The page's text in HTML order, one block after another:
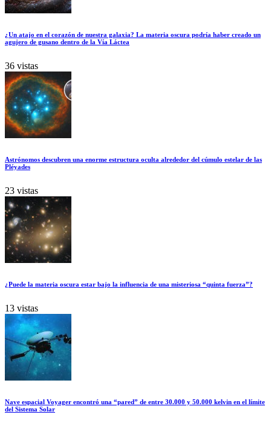
¿Un atajo en el corazón de nuestra galaxia? La materia oscura podría haber creado un
agujero de gusano dentro de la Vía Láctea
36 vistas
Astrónomos descubren una enorme estructura oculta alrededor del cúmulo estelar de las
Pléyades
23 vistas
¿Puede la materia oscura estar bajo la influencia de una misteriosa “quinta fuerza”?
13 vistas
Nave espacial Voyager encontró una “pared” de entre 30.000 y 50.000 kelvin en el límite
del Sistema Solar